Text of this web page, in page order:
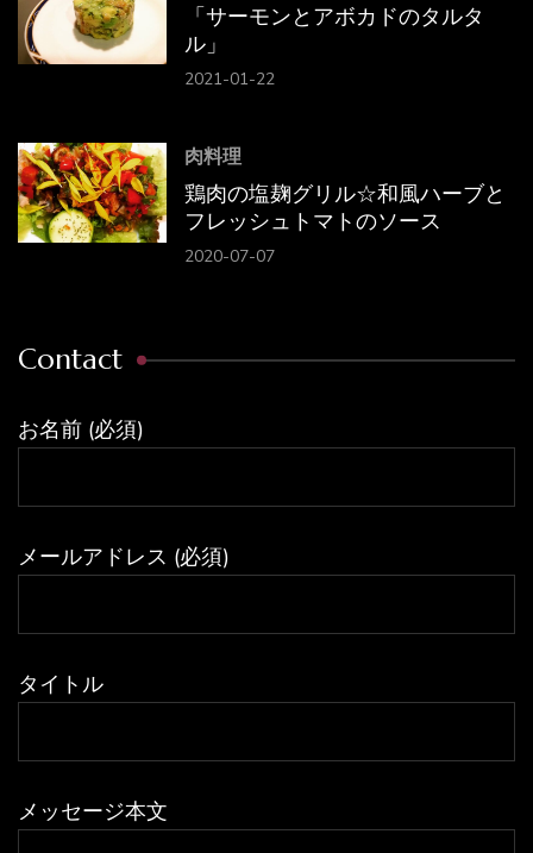
「サーモンとアボカドのタルタ
ル」
2021-01-22
肉料理
鶏肉の塩麹グリル☆和風ハーブと
フレッシュトマトのソース
2020-07-07
Contact
お名前 (必須)
メールアドレス (必須)
タイトル
メッセージ本文